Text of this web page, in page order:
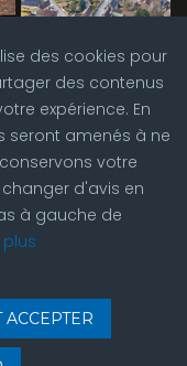
des cookies pour
des contenus
expérience. En
seront amenés à ne
votre
d'avis en
à gauche de
plus
ACCEPTER
du site|
connecter| Accès